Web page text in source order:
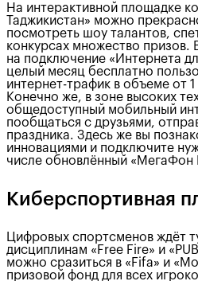
На интерактивной площадке
Таджикистан» можно
посмотреть шоу талантов,
конкурсах множество призов.
на подключение «Интернета
целый месяц бесплатно
интернет-трафик в объеме от
Конечно же, в зоне высоких
общедоступный мобильный
пообщаться с друзьями,
праздника. Здесь же вы
инновациями и подключите
числе обновлённый «МегаФон
Киберспортивная
Цифровых спортсменов ждёт
дисциплинам «Free Fire» и
можно сразиться в «Fifa» и
призовой фонд для всех